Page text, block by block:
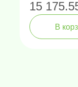
-
15
В